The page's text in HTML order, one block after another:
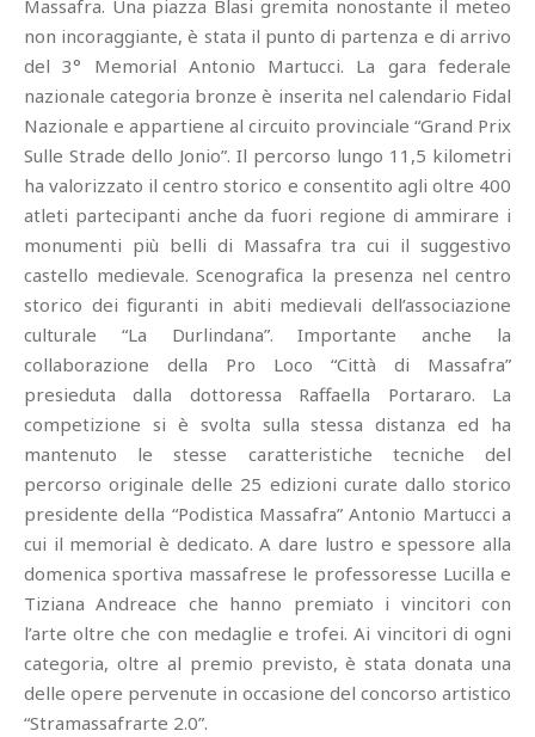
Massafra. Una piazza Blasi gremita nonostante il meteo
non incoraggiante, è stata il punto di partenza e di arrivo
del 3° Memorial Antonio Martucci. La gara federale
nazionale categoria bronze è inserita nel calendario Fidal
Nazionale e appartiene al circuito provinciale “Grand Prix
Sulle Strade dello Jonio”. Il percorso lungo 11,5 kilometri
ha valorizzato il centro storico e consentito agli oltre 400
atleti partecipanti anche da fuori regione di ammirare i
monumenti più belli di Massafra tra cui il suggestivo
castello medievale. Scenografica la presenza nel centro
storico dei figuranti in abiti medievali dell’associazione
culturale “La Durlindana”. Importante anche la
collaborazione della Pro Loco “Città di Massafra”
presieduta dalla dottoressa Raffaella Portararo. La
competizione si è svolta sulla stessa distanza ed ha
mantenuto le stesse caratteristiche tecniche del
percorso originale delle 25 edizioni curate dallo storico
presidente della “Podistica Massafra” Antonio Martucci a
cui il memorial è dedicato. A dare lustro e spessore alla
domenica sportiva massafrese le professoresse Lucilla e
Tiziana Andreace che hanno premiato i vincitori con
l’arte oltre che con medaglie e trofei. Ai vincitori di ogni
categoria, oltre al premio previsto, è stata donata una
delle opere pervenute in occasione del concorso artistico
“Stramassafrarte 2.0”.